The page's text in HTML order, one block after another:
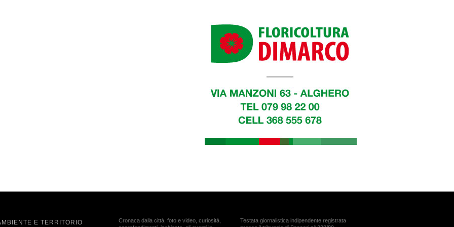
E TERRITORIO
Cronaca dalla città, foto e video, curiosità,
Testata giornalistica indipendente registrata